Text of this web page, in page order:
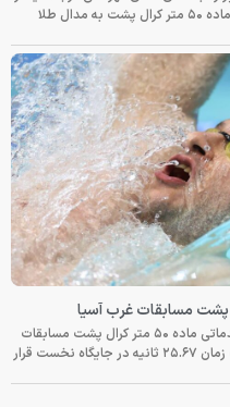
هومر عباسی، شناگر تیم ملی ایران، در دور مقدماتی ماده ۵۰ متر کرال پشت مسابقات